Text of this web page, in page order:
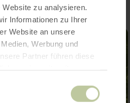
zu analysieren.
Informationen zu Ihrer
Website an unsere
Werbung und
Partner führen diese
Rahmen Ihrer Nutzung